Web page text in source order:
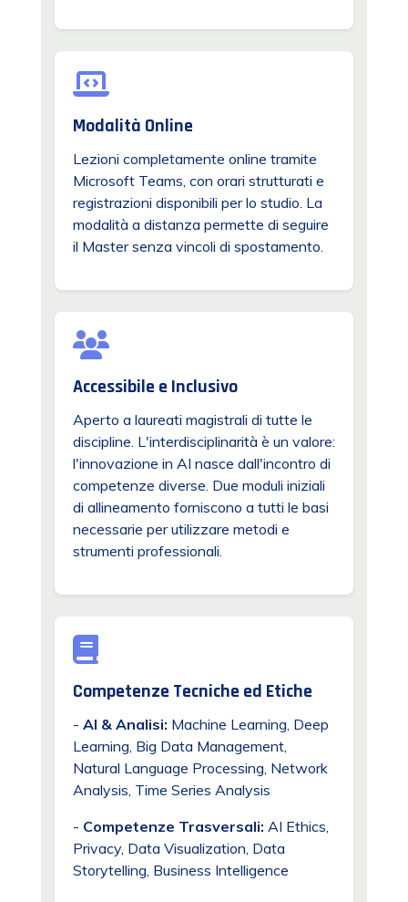
Modalità Online
Lezioni completamente online tramite
Microsoft Teams, con orari strutturati e
registrazioni disponibili per lo studio. La
modalità a distanza permette di seguire
il Master senza vincoli di spostamento.
Accessibile e Inclusivo
Aperto a laureati magistrali di tutte le
discipline. L'interdisciplinarità è un valore:
l'innovazione in AI nasce dall'incontro di
competenze diverse. Due moduli iniziali
di allineamento forniscono a tutti le basi
necessarie per utilizzare metodi e
strumenti professionali.
Competenze Tecniche ed Etiche
- AI & Analisi: Machine Learning, Deep
Learning, Big Data Management,
Natural Language Processing, Network
Analysis, Time Series Analysis
- Competenze Trasversali: AI Ethics,
Privacy, Data Visualization, Data
Storytelling, Business Intelligence